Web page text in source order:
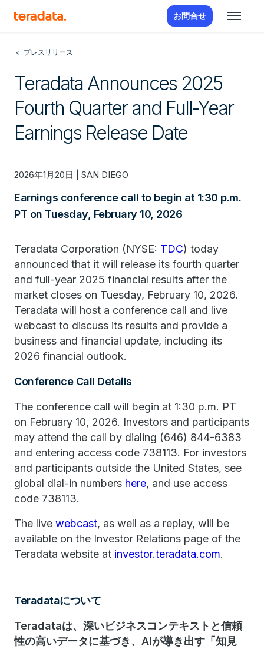
お問合せ
プレスリリース
Teradata Announces 2025
Fourth Quarter and Full-Year
Earnings Release Date
2026年1月20日 | SAN DIEGO
Earnings conference call to begin at 1:30 p.m.
PT on Tuesday, February 10, 2026
Teradata Corporation (NYSE: TDC) today
announced that it will release its fourth quarter
and full-year 2025 financial results after the
market closes on Tuesday, February 10, 2026.
Teradata will host a conference call and live
webcast to discuss its results and provide a
business and financial update, including its
2026 financial outlook.
Conference Call Details
The conference call will begin at 1:30 p.m. PT
on February 10, 2026. Investors and participants
may attend the call by dialing (646) 844-6383
and entering access code 738113. For investors
and participants outside the United States, see
global dial-in numbers here, and use access
code 738113.
The live webcast, as well as a replay, will be
available on the Investor Relations page of the
Teradata website at investor.teradata.com.
Teradataについて
Teradataは、深いビジネスコンテキストと信頼
性の高いデータに基づき、AIが導き出す「知見